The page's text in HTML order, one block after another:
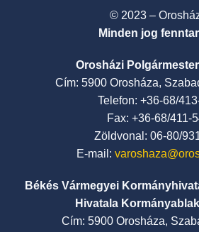
© 2023 –
Minden jog
Orosházi
Cím: 5900 Orosháza,
Telefon: +36-68/
Fax: +36-68/411-
Zöldvonal: 06-80/
E-mail:
Békés Vármegyei
Hivatala
Cím: 5900 Orosháza,